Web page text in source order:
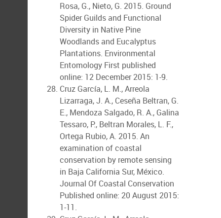
Rosa, G., Nieto, G. 2015. Ground
Spider Guilds and Functional
Diversity in Native Pine
Woodlands and Eucalyptus
Plantations. Environmental
Entomology First published
online: 12 December 2015: 1-9.
Cruz García, L. M., Arreola
Lizarraga, J. A., Ceseña Beltran, G.
E., Mendoza Salgado, R. A., Galina
Tessaro, P., Beltran Morales, L. F.,
Ortega Rubio, A. 2015. An
examination of coastal
conservation by remote sensing
in Baja California Sur, México.
Journal Of Coastal Conservation
Published online: 20 August 2015:
1-11.